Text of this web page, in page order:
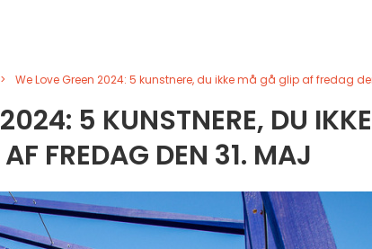
We Love Green 2024: 5 kunstnere, du ikke må gå glip af fredag
5 KUNSTNERE, DU
FREDAG DEN 31. MAJ